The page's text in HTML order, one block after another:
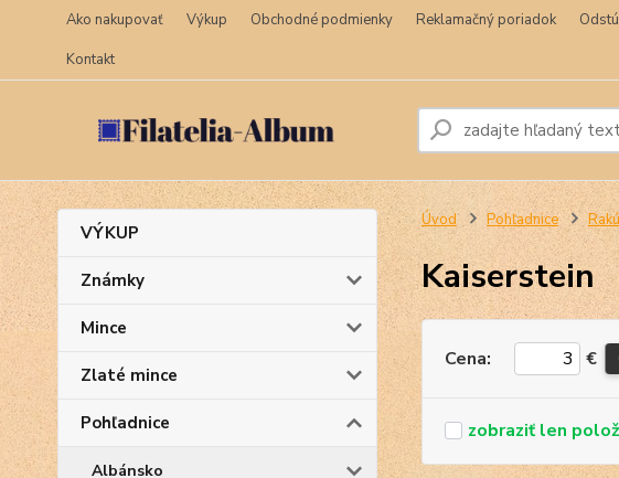
Ako nakupovať Výkup Obchodné podmienky Reklamačný poriadok
Kontakt
VÝKUP
Známky
Mince
Zlaté mince
Pohľadnice
Albánsko
Úvod Pohľadnice
Kaiserstein
Cena: €